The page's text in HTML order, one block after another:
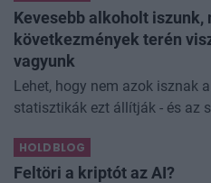
Kevesebb alkoholt iszunk,
következmények terén
vagyunk
Lehet, hogy nem azok isznak
statisztikák ezt állítják - és az
Kevesebb alkoholt iszunk
HOLDBLOG
Feltöri a kriptót az AI?